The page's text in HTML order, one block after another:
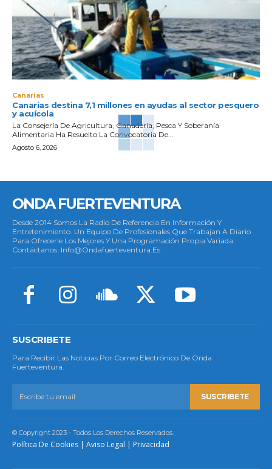
Canarias
Canarias destina 7,1 millones en ayudas al sector pesquero
y acuícola
La Consejería De Agricultura, Ganadería, Pesca Y Soberanía
Alimentaria Ha Resuelto La Convocatoria De...
Agosto 6, 2026
ONDA FUERTEVENTURA
Desde 2014 Somos La Radio De Referencia En Información Y
Entretenimiento. Un Equipo De Profesionales Que Trabajan A Diario
Para Ofrecerle Los Mejores Y Una Programación Propia Variada.
Contáctanos: Info@ondafuerteventura.es
SUSCRIBETE
Para Recibir Las Noticias Por Correo Electrónico De Onda
Fuerteventura.
SUSCRIBETE
© Copyright 2023 - Todos Los Derechos Reservados.
Política De Cookies | Aviso Legal | Privacidad